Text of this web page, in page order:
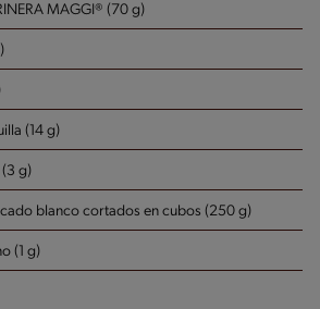
MAGGI® (70 g)
(14 g)
g)
blanco cortados en cubos (250 g)
(1 g)